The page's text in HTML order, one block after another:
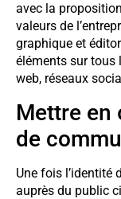
avec la
valeurs de
graphique et
éléments sur tous
web, réseaux
Mettre
de
Une fois l’identité
auprès du public